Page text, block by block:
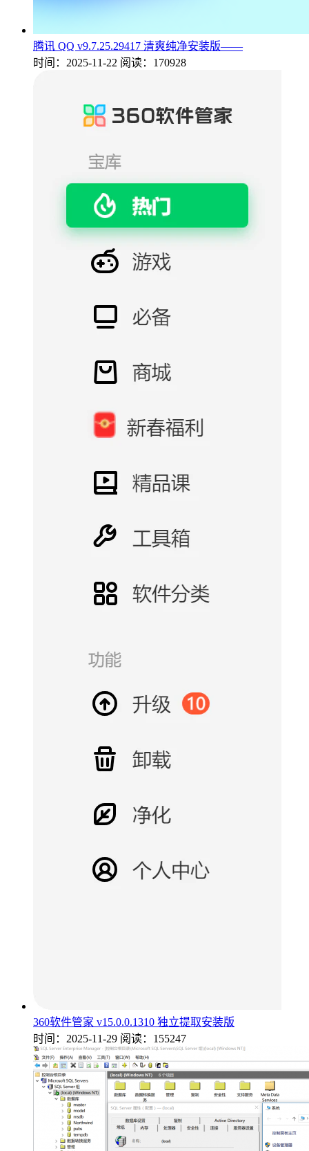
腾讯 QQ v9.7.25.29417 清爽纯净安装版——
时间：2025-11-22 阅读：170928
360软件管家 v15.0.0.1310 独立提取安装版
时间：2025-11-29 阅读：155247